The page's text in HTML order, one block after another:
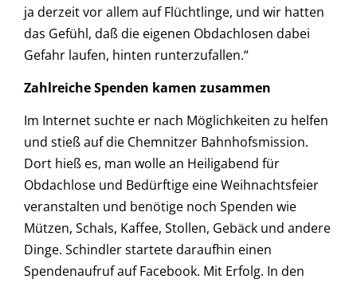
ja derzeit vor allem auf Flüchtlinge, und wir hatten
das Gefühl, daß die eigenen Obdachlosen dabei
Gefahr laufen, hinten runterzufallen.“
Zahlreiche Spenden kamen zusammen
Im Internet suchte er nach Möglichkeiten zu helfen
und stieß auf die Chemnitzer Bahnhofsmission.
Dort hieß es, man wolle an Heiligabend für
Obdachlose und Bedürftige eine Weihnachtsfeier
veranstalten und benötige noch Spenden wie
Mützen, Schals, Kaffee, Stollen, Gebäck und andere
Dinge. Schindler startete daraufhin einen
Spendenaufruf auf Facebook. Mit Erfolg. In den